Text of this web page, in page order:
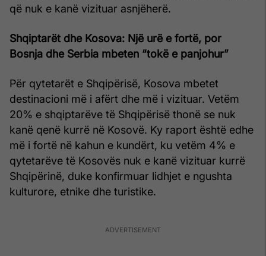
që nuk e kanë vizituar asnjëherë.
Shqiptarët dhe Kosova: Një urë e fortë, por
Bosnja dhe Serbia mbeten “tokë e panjohur”
Për qytetarët e Shqipërisë, Kosova mbetet
destinacioni më i afërt dhe më i vizituar. Vetëm
20% e shqiptarëve të Shqipërisë thonë se nuk
kanë qenë kurrë në Kosovë. Ky raport është edhe
më i fortë në kahun e kundërt, ku vetëm 4% e
qytetarëve të Kosovës nuk e kanë vizituar kurrë
Shqipërinë, duke konfirmuar lidhjet e ngushta
kulturore, etnike dhe turistike.